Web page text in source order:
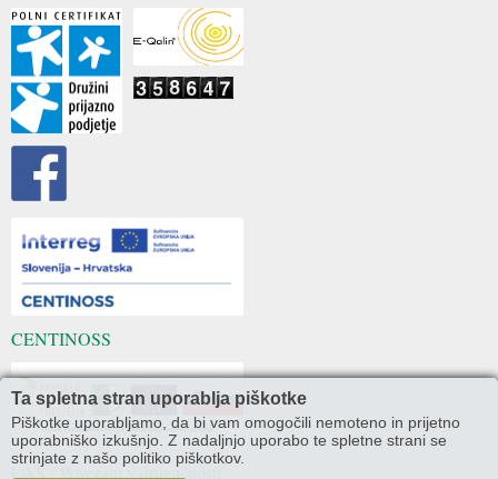
Ta spletna stran uporablja piškotke
Piškotke uporabljamo, da bi vam omogočili nemoteno in prijetno
uporabniško izkušnjo. Z nadaljnjo uporabo te spletne strani se
strinjate z našo politiko piškotkov.
CENTINOSS
LAS - Povezani v drugačnosti